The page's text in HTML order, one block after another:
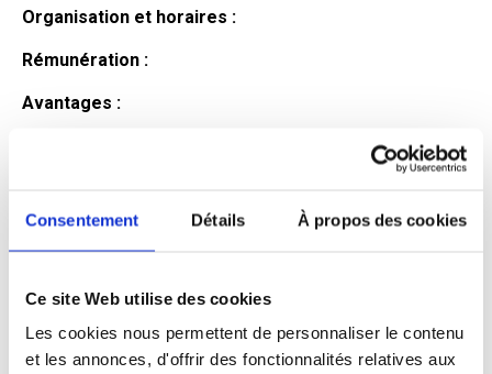
Consentement Détails À propos des cookies
Ce site Web utilise des cookies
Les cookies nous permettent de personnaliser le contenu
et les annonces, d'offrir des fonctionnalités relatives aux
Organisation et horaires :
Rémunération :
Avantages :
candidat
Qualifications et diplômes :
Profil recherché :